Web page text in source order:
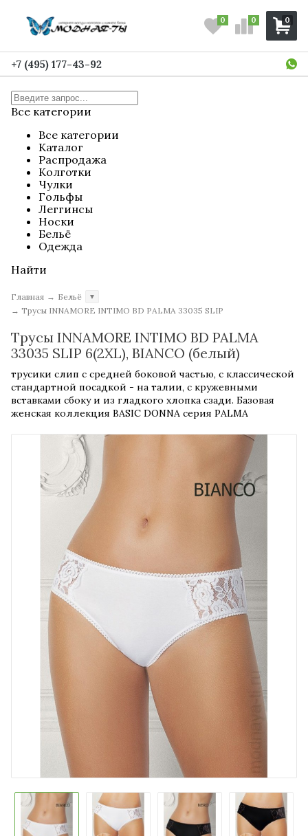
0
0 0
+7 (495) 177-43-92
Все категории
Все категории
Каталог
Распродажа
Колготки
Чулки
Гольфы
Леггинсы
Носки
Бельё
Одежда
Найти
Главная → Бельё ▼
→ Трусы INNAMORE INTIMO BD PALMA 33035 SLIP
Трусы INNAMORE INTIMO BD PALMA
33035 SLIP 6(2XL), BIANCO (белый)
трусики слип с средней боковой частью, с классической
стандартной посадкой - на талии, с кружевными
вставками сбоку и из гладкого хлопка сзади. Базовая
женская коллекция BASIC DONNA серия PALMA